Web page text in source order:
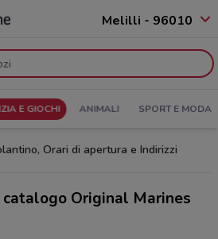
Melilli - 96010
E GIOCHI ANIMALI SPORT E MODA
Orari di apertura e Indirizzi
Original Marines